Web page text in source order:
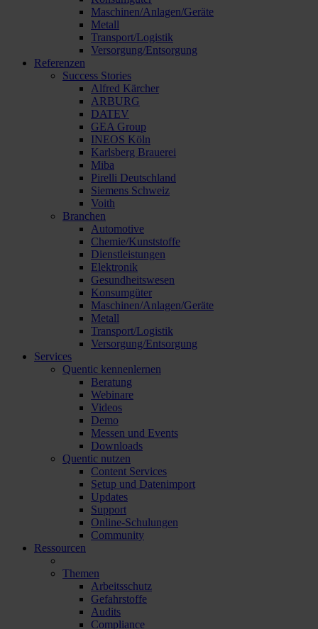
Maschinen/Anlagen/Geräte
Metall
Transport/Logistik
Versorgung/Entsorgung
Referenzen
Success Stories
Alfred Kärcher
ARBURG
DATEV
GEA Group
INEOS Köln
Karlsberg Brauerei
Miba
Pirelli Deutschland
Siemens Schweiz
Voith
Branchen
Automotive
Chemie/Kunststoffe
Dienstleistungen
Elektronik
Gesundheitswesen
Konsumgüter
Maschinen/Anlagen/Geräte
Metall
Transport/Logistik
Versorgung/Entsorgung
Services
Quentic kennenlernen
Beratung
Webinare
Videos
Demo
Messen und Events
Downloads
Quentic nutzen
Content Services
Setup und Datenimport
Updates
Support
Online-Schulungen
Community
Ressourcen
Themen
Arbeitsschutz
Gefahrstoffe
Audits
Compliance